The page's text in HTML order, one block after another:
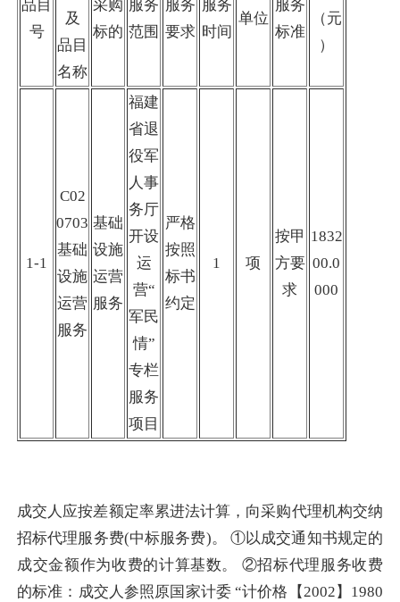
品目
号
及
品目
名称
采购
标的
服务
范围
服务
要求
服务
时间
单位
服务
标准
（元
）
1-1
C02
0703
基础
设施
运营
服务
基础
设施
运营
服务
福建
省退
役军
人事
务厅
开设
运
营“
军民
情”
专栏
服务
项目
严格
按照
标书
约定
1 项
按甲
方要
求
1832
00.0
000
成交人应按差额定率累进法计算，向采购代理机构交纳
招标代理服务费(中标服务费)。 ①以成交通知书规定的
成交金额作为收费的计算基数。 ②招标代理服务收费
的标准：成交人参照原国家计委 “计价格【2002】1980